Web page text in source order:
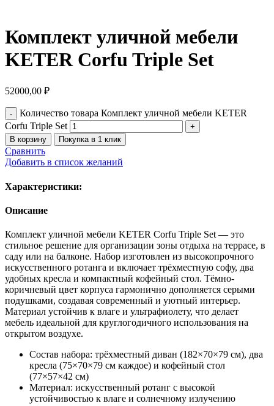
Комплект уличной мебели
KETER Corfu Triple Set
52000,00 ₽
Количество товара Комплект уличной мебели KETER
Corfu Triple Set
В корзину Покупка в 1 клик
Сравнить
Добавить в список желаний
Характеристики:
Описание
Комплект уличной мебели KETER Corfu Triple Set — это
стильное решение для организации зоны отдыха на террасе, в
саду или на балконе. Набор изготовлен из высокопрочного
искусственного ротанга и включает трёхместную софу, два
удобных кресла и компактный кофейный стол. Тёмно-
коричневый цвет корпуса гармонично дополняется серыми
подушками, создавая современный и уютный интерьер.
Материал устойчив к влаге и ультрафиолету, что делает
мебель идеальной для круглогодичного использования на
открытом воздухе.
Состав набора: трёхместный диван (182×70×79 см), два
кресла (75×70×79 см каждое) и кофейный стол
(77×57×42 см)
Материал: искусственный ротанг с высокой
устойчивостью к влаге и солнечному излучению